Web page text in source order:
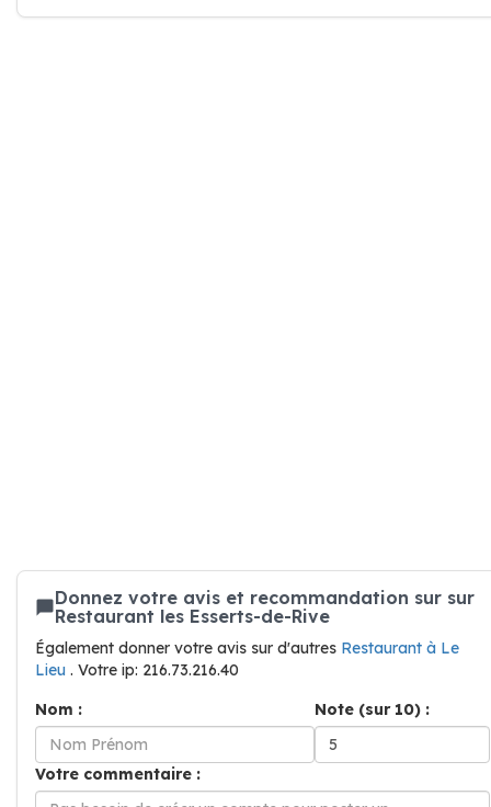
Donnez votre avis et recommandation sur sur
Restaurant les Esserts-de-Rive
Également donner votre avis sur d'autres Restaurant à Le
Lieu . Votre ip: 216.73.216.40
Nom :
Note (sur 10) :
Votre commentaire :